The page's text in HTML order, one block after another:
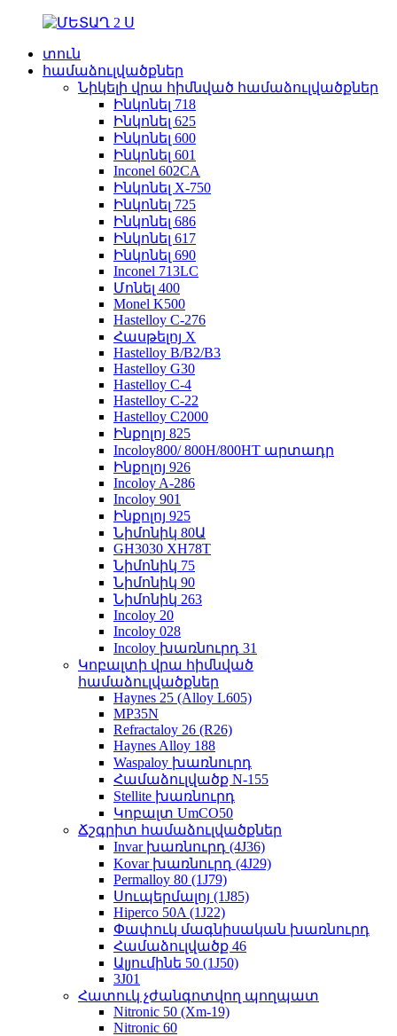
տուն
համաձուլվածքներ
Նիկելի վրա հիմնված համաձուլվածքներ
Ինկոնել 718
Ինկոնել 625
Ինկոնել 600
Ինկոնել 601
Inconel 602CA
Ինկոնել X-750
Ինկոնել 725
Ինկոնել 686
Ինկոնել 617
Ինկոնել 690
Inconel 713LC
Մոնել 400
Monel K500
Hastelloy C-276
Հասթելոյ X
Hastelloy B/B2/B3
Hastelloy G30
Hastelloy C-4
Hastelloy C-22
Hastelloy C2000
Ինքոլոյ 825
Incoloy800/ 800H/800HT արտադր
Ինքոլոյ 926
Incoloy A-286
Incoloy 901
Ինքոլոյ 925
Նիմոնիկ 80Ա
GH3030 XH78T
Նիմոնիկ 75
Նիմոնիկ 90
Նիմոնիկ 263
Incoloy 20
Incoloy 028
Incoloy խառնուրդ 31
Կոբալտի վրա հիմնված
համաձուլվածքներ
Haynes 25 (Alloy L605)
MP35N
Refractaloy 26 (R26)
Haynes Alloy 188
Waspaloy խառնուրդ
Համաձուլվածք N-155
Stellite խառնուրդ
Կոբալտ UmCO50
Ճշգրիտ համաձուլվածքներ
Invar խառնուրդ (4J36)
Kovar խառնուրդ (4J29)
Permalloy 80 (1J79)
Սուպերմալոյ (1J85)
Hiperco 50A (1J22)
Փափուկ մագնիսական խառնուրդ
Համաձուլվածք 46
Ալյումինե 50 (1J50)
3J01
Հատուկ չժանգոտվող պողպատ
Nitronic 50 (Xm-19)
Nitronic 60